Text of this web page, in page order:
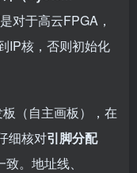
对于高云FPGA，
IP核，否则初始化
（自主画板），在
细核对引脚分配
。地址线、